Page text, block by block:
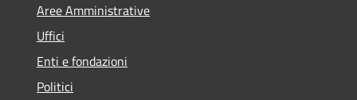
Aree Amministrative
Uffici
Enti e fondazioni
Politici